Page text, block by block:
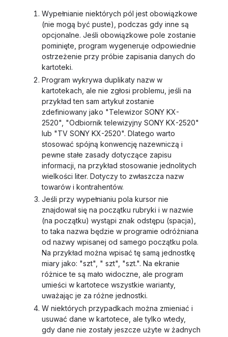
Wypełnianie niektórych pól jest obowiązkowe
(nie mogą być puste), podczas gdy inne są
opcjonalne. Jeśli obowiązkowe pole zostanie
pominięte, program wygeneruje odpowiednie
ostrzeżenie przy próbie zapisania danych do
kartoteki.
Program wykrywa duplikaty nazw w
kartotekach, ale nie zgłosi problemu, jeśli na
przykład ten sam artykuł zostanie
zdefiniowany jako "Telewizor SONY KX-
2520", "Odbiornik telewizyjny SONY KX-2520"
lub "TV SONY KX-2520". Dlatego warto
stosować spójną konwencję nazewniczą i
pewne stałe zasady dotyczące zapisu
informacji, na przykład stosowanie jednolitych
wielkości liter. Dotyczy to zwłaszcza nazw
towarów i kontrahentów.
Jeśli przy wypełnianiu pola kursor nie
znajdował się na początku rubryki i w nazwie
(na początku) wystąpi znak odstępu (spacja),
to taka nazwa będzie w programie odróżniana
od nazwy wpisanej od samego początku pola.
Na przykład można wpisać tę samą jednostkę
miary jako: "szt", " szt", "szt.". Na ekranie
różnice te są mało widoczne, ale program
umieści w kartotece wszystkie warianty,
uważając je za różne jednostki.
W niektórych przypadkach można zmieniać i
usuwać dane w kartotece, ale tylko wtedy,
gdy dane nie zostały jeszcze użyte w żadnych